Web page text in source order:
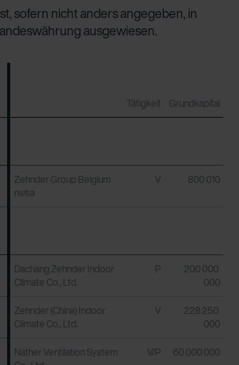
sofern nicht anders angegeben, in
ausgewiesen.
Tätigkeit Grundkapital
Zehnder Group Belgium
nv/sa
V 800 010
Dachang Zehnder Indoor
Climate Co., Ltd.
P
200 000
000
Zehnder (China) Indoor
Climate Co., Ltd.
V
228 250
000
Nather Ventilation System
V/P 60 000 000